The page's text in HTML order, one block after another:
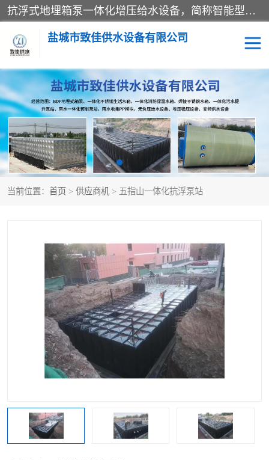
抗浮式地埋箱泵一体化增压给水设备，简称智能型泵站。它由由水泵机组、消防水箱、泵房三大部分组成，其抗浮效果好，因为设计时通过将底板与箱体联在一起，箱体重量抵消了地下水浮力。系统维护好，内部拉筋、泵站、管道，喷淋等各部运行正堂，无一损坏；结构更牢固。
盐城市致佳供水设备有限公司
当前位置： 首页 > 供应商机 > 五指山一体化抗浮泵站
消防一体化水箱 地埋箱泵一体化
一体化污水泵站